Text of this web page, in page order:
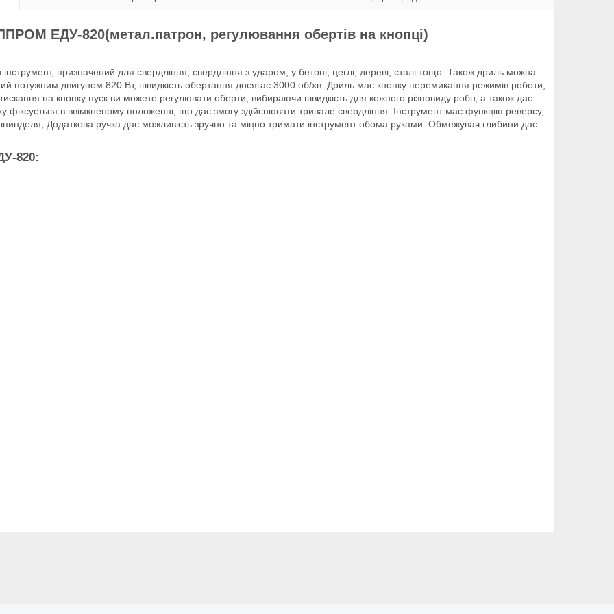
ЕДУ-820(метал.патрон, регулювання обертів на кнопці)
призначений для свердління, свердління з ударом, у бетоні, цеглі, дереві, сталі тощо. Також дриль можна
потужним двигуном 820 Вт, швидкість обертання досягає 3000 об/хв. Дриль має кнопку перемикання режимів роботи,
на кнопку пуск ви можете регулювати оберти, вибираючи швидкість для кожного різновиду робіт, а також дає
фіксується в ввімкненому положенні, що дає змогу здійснювати тривале свердління. Інструмент має функцію реверсу,
Додаткова ручка дає можливість зручно та міцно тримати інструмент обома руками. Обмежувач глибини дає
820: